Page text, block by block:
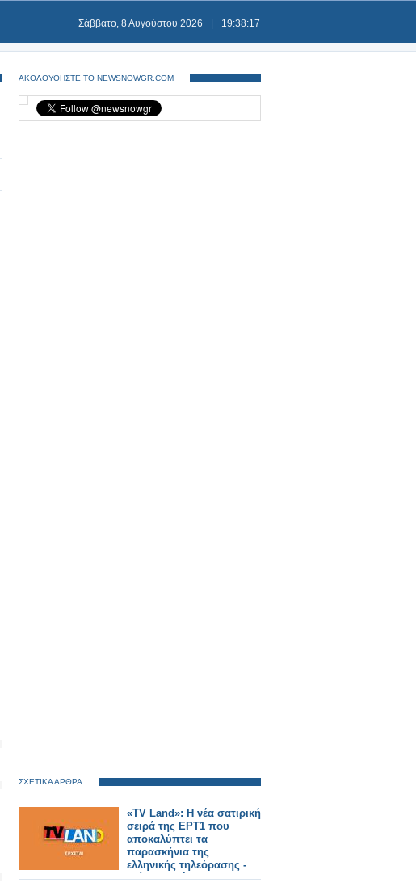
Σάββατο, 8 Αυγούστου 2026 19:38:17
ΑΚΟΛΟΥΘΗΣΤΕ ΤΟ NEWSNOWGR.COM
ΣΧΕΤΙΚΑ ΑΡΘΡΑ
«TV Land»: Η νέα σατιρική
σειρά της ΕΡΤ1 που
αποκαλύπτει τα
παρασκήνια της
ελληνικής τηλεόρασης -
Δείτε το τρέιλερ